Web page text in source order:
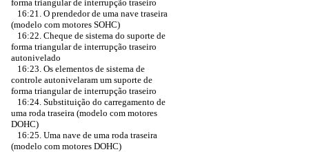
forma triangular de interrupção traseiro
16:21. O prendedor de uma nave traseira
(modelo com motores SOHC)
16:22. Cheque de sistema do suporte de
forma triangular de interrupção traseiro
autonivelado
16:23. Os elementos de sistema de
controle autonivelaram um suporte de
forma triangular de interrupção traseiro
16:24. Substituição do carregamento de
uma roda traseira (modelo com motores
DOHC)
16:25. Uma nave de uma roda traseira
(modelo com motores DOHC)